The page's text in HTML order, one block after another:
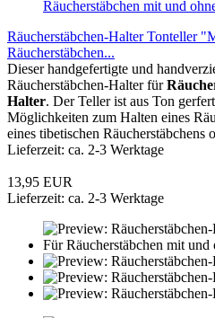
Räucherstäbchen-Halter Tonteller
Räucherstäbchen...
Dieser handgefertigte und
Räucherstäbchen-Halter für
Halter. Der Teller ist aus Ton
Möglichkeiten zum Halten eines
eines tibetischen Räucherstäbchens
Lieferzeit: ca. 2-3 Werktage
13,95 EUR
Lieferzeit: ca. 2-3 Werktage